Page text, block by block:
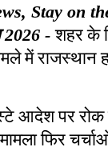
Stay on
2026 -शहर के
में
आदेश पर रोक
फिर